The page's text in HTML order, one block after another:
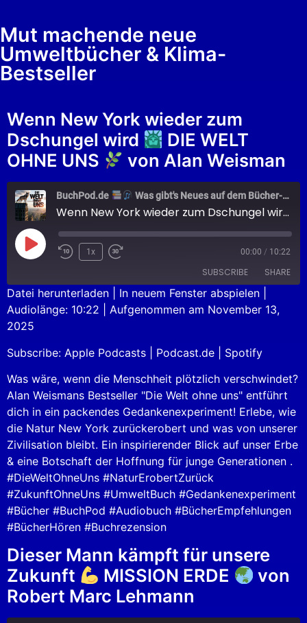
Mut machende neue
Umweltbücher & Klima-
Bestseller
Wenn New York wieder zum
Dschungel wird
DIE WELT
OHNE UNS
von Alan Weisman
BuchPod.de Was gibt's Neues auf dem Bücher-Markt?
Wenn New York wieder zum Dschungel wird
1x 00:00 / 10:22
SUBSCRIBE SHARE
Apple Podcasts Podcast.de
RSS FEED
SHARE
EMBED
Datei herunterladen In neuem Fenster abspielen
Audiolänge: 10:22
Aufgenommen am November 13,
2025
Subscribe: Apple Podcasts Podcast.de
Spotify
Was wäre, wenn die Menschheit plötzlich verschwindet?
Alan Weismans Bestseller "Die Welt ohne uns" entführt
dich in ein packendes Gedankenexperiment! Erlebe, wie
die Natur New York zurückerobert und was von unserer
Zivilisation bleibt. Ein inspirierender Blick auf unser Erbe
& eine Botschaft der Hoffnung für junge Generationen .
#DieWeltOhneUns #NaturErobertZurück
#ZukunftOhneUns #UmweltBuch #Gedankenexperiment
#Bücher #BuchPod #Audiobuch #BücherEmpfehlungen
#BücherHören #Buchrezension
Dieser Mann kämpft für unsere
Zukunft
MISSION ERDE
von
Robert Marc Lehmann